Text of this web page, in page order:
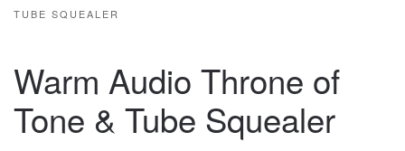
TUBE SQUEALER
Warm Audio Throne of
Tone & Tube Squealer